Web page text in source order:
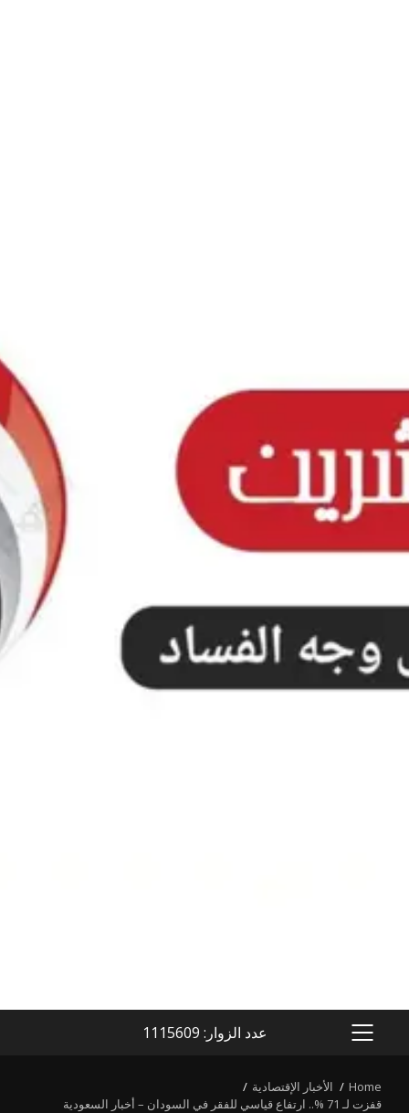
PRIMARY
عدد الزوار: 1115609
Home
الأخبار الإقتصادية
قفزت لـ 71 %.. ارتفاع قياسي للفقر في السودان – أخبار السعودية